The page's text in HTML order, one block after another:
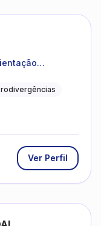
Ver Perfil